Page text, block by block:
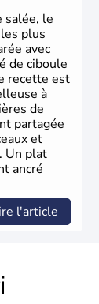
salée, le
plus
avec
de ciboule
recette est
à
de
partagée
et
Un plat
ancré
l'article